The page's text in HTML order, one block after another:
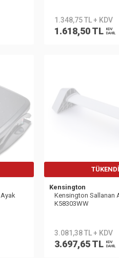
1.348,75 TL + KDV
1.618,50 TL
KDV
DAHİL
TÜKENDI
Kensington
Kensington Sallanan
K58303WW
3.081,38 TL + KDV
3.697,65 TL
KDV
DAHİL